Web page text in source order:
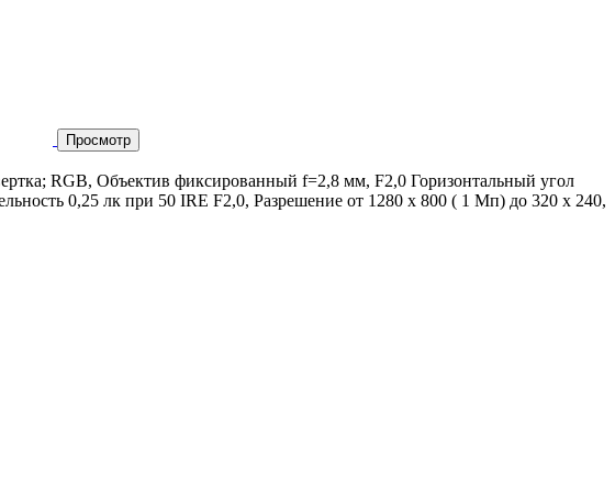
Просмотр
RGB, Объектив фиксированный f=2,8 мм, F2,0 Горизонтальный угол
0,25 лк при 50 IRE F2,0, Разрешение от 1280 x 800 ( 1 Мп) до 320 x 240,